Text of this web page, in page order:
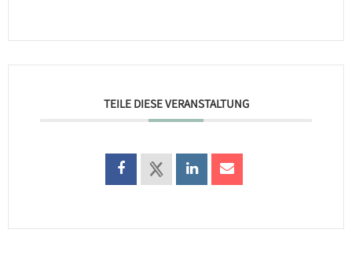
TEILE DIESE VERANSTALTUNG